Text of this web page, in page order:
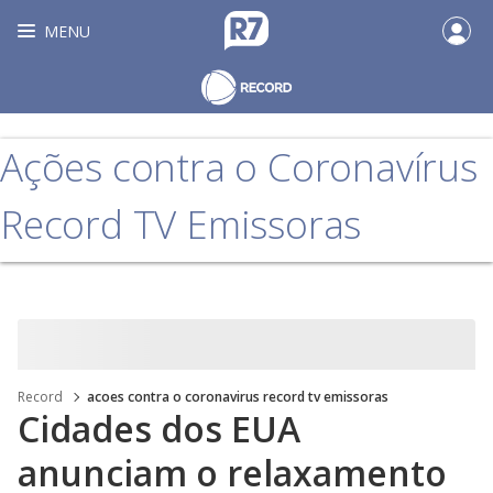
MENU
Ações contra o Coronavírus
Record TV Emissoras
Record acoes contra o coronavirus record tv emissoras
Cidades dos EUA
anunciam o relaxamento